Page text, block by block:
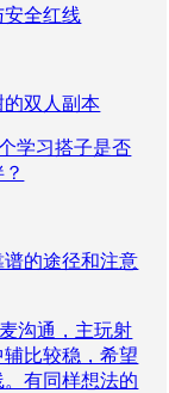
安全红线
双人副本
学习搭子是否
的途径和注意
沟通，主玩射
比较稳，希望
有同样想法的